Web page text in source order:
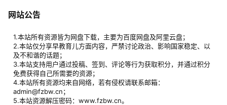
网站公告
1.本站所有资源皆为网盘下载，主要为百度网盘及阿里云盘；
2.本站仅分享早教育儿方面内容，严禁讨论政治、影响国家稳定、以
及不和谐的话题；
3.本站支持用户通过投稿、签到、评论等行为获取积分，并通过积分
免费获得自己所需要的资源；
4.本站所有资源均来自网络，若有侵权请联系邮箱：
admin@fzbw.cn；
5.本站资源解压密码：www.fzbw.cn。